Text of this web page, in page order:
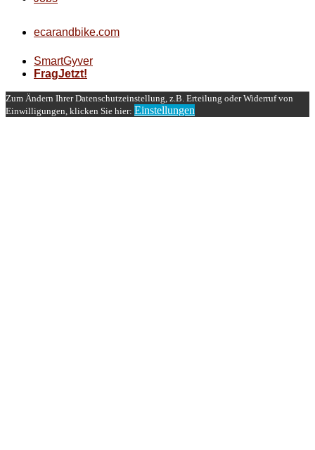
ecarandbike.com
SmartGyver
FragJetzt!
Zum Ändern Ihrer Datenschutzeinstellung, z.B. Erteilung oder Widerruf von
Einwilligungen, klicken Sie hier: Einstellungen